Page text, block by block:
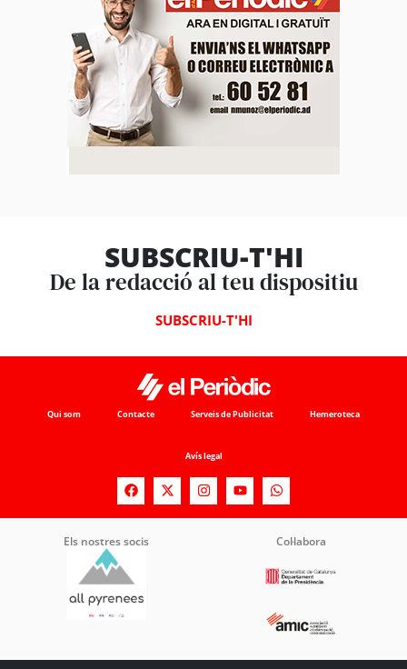
SUBSCRIU-T'HI
De la redacció al teu dispositiu
SUBSCRIU-T'HI
Qui som Contacte Serveis de Publicitat Hemeroteca
Avís legal
Els nostres socis Col·labora